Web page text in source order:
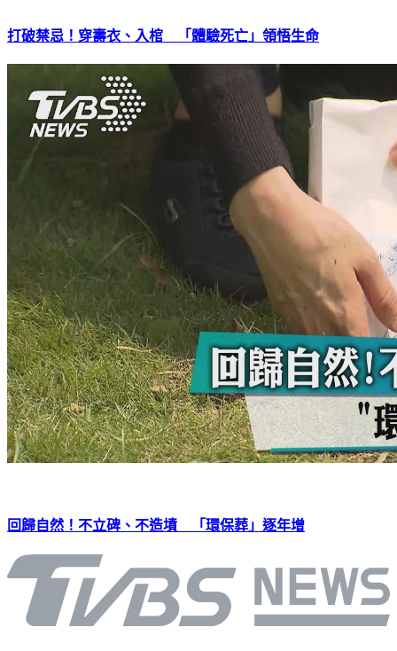
打破禁忌！穿壽衣、入棺 「體驗死亡」領悟生命
回歸自然！不立碑、不造墳 「環保葬」逐年增